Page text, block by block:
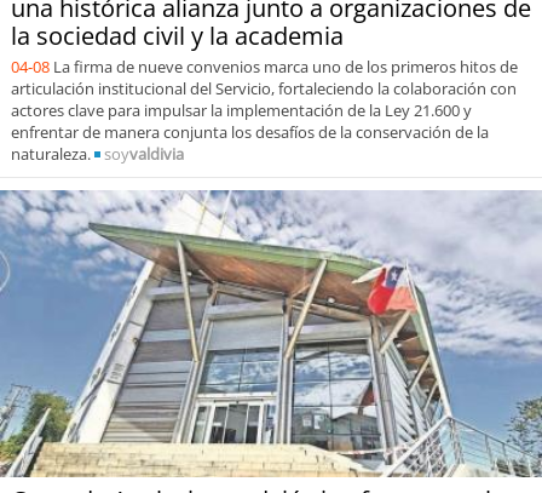
una histórica alianza junto a organizaciones de
la sociedad civil y la academia
04-08 La firma de nueve convenios marca uno de los primeros hitos de
articulación institucional del Servicio, fortaleciendo la colaboración con
actores clave para impulsar la implementación de la Ley 21.600 y
enfrentar de manera conjunta los desafíos de la conservación de la
naturaleza.
soyvaldivia